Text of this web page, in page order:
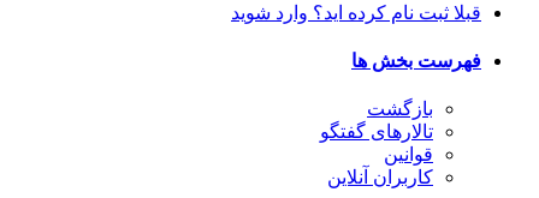
قبلا ثبت نام کرده اید؟ وارد شوید
فهرست بخش ها
بازگشت
تالارهای گفتگو
قوانین
کاربران آنلاین